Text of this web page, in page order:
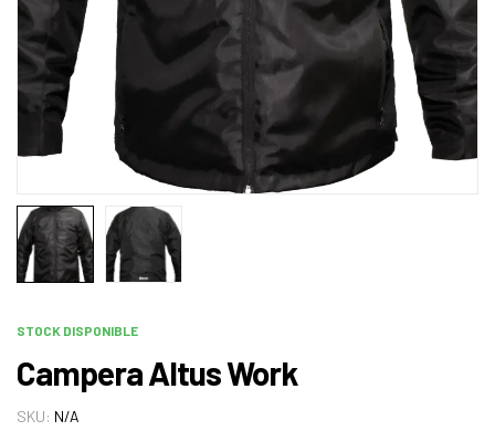
STOCK DISPONIBLE
Campera Altus Work
SKU: N/A